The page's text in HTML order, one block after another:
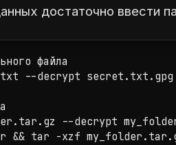
достаточно ввести
файла
--decrypt secret.txt.gpg
--decrypt
&& tar -xzf